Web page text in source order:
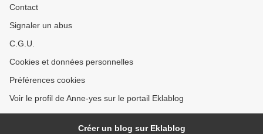
Contact
Signaler un abus
C.G.U.
Cookies et données personnelles
Préférences cookies
Voir le profil de Anne-yes sur le portail Eklablog
Créer un blog sur Eklablog